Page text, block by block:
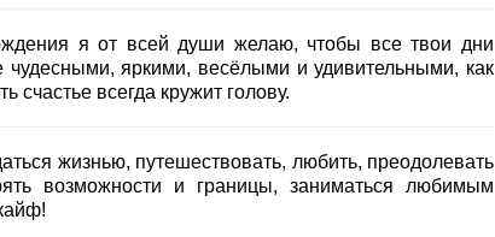
я от всей души желаю, чтобы все твои дни
чудесными, яркими, весёлыми и удивительными, как
счастье всегда кружит голову.
жизнью, путешествовать, любить, преодолевать
возможности и границы, заниматься любимым